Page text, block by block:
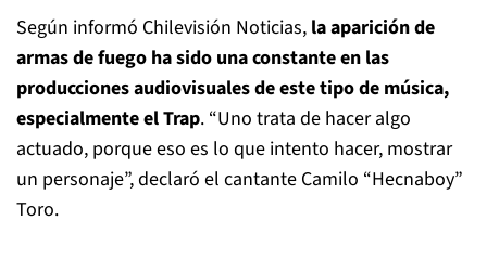
Según informó Chilevisión Noticias, la aparición de
armas de fuego ha sido una constante en las
producciones audiovisuales de este tipo de música,
especialmente el Trap. “Uno trata de hacer algo
actuado, porque eso es lo que intento hacer, mostrar
un personaje”, declaró el cantante Camilo “Hecnaboy”
Toro.